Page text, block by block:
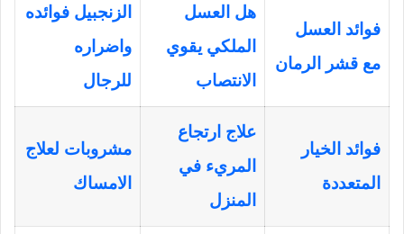
فوائد العسل
مع قشر الرمان
هل العسل
الملكي يقوي
الانتصاب
الزنجبيل فوائده
واضراره
للرجال
فوائد الخيار
المتعددة
علاج ارتجاع
المريء في
المنزل
مشروبات لعلاج
الامساك